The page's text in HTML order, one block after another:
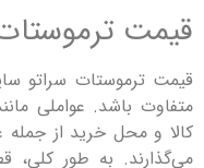
ترموستات
سراتو سایپا
عواملی مانند برند
خرید از جمله عواملی
به طور کلی، قطعات